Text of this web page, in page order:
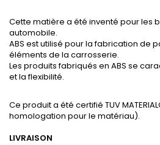
Cette matière a été inventé pour les
automobile.
ABS est utilisé pour la fabrication de
éléments de la carrosserie.
Les produits fabriqués en ABS se
et la flexibilité.
Ce produit a été certifié TUV
homologation pour le matériau).
LIVRAISON